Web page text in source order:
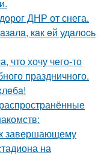
ДНР от снега.
кaк eй удaлocь
хочу чего-то
праздничного.
завершающему
на